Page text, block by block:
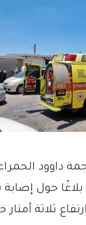
داوود الحمراء
الساعة 13:58 بلاغًا حول
ثلاثة أمتار